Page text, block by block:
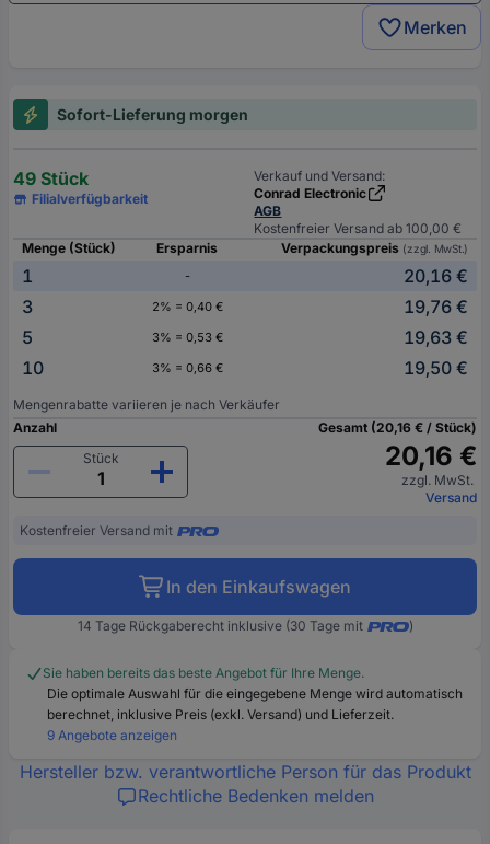
Merken
Sofort-Lieferung morgen
49 Stück
Filialverfügbarkeit
Verkauf und Versand:
Conrad Electronic
AGB
Kostenfreier Versand ab 100,00 €
Menge (Stück)
Ersparnis Verpackungspreis (zzgl. MwSt.)
1 -
20,16 €
3
2% = 0,40 €
19,76 €
5
3% = 0,53 €
19,63 €
10
3% = 0,66 € 19,50 €
Mengenrabatte variieren je nach Verkäufer
Anzahl
Stück
Gesamt (20,16 € / Stück)
20,16 €
zzgl. MwSt.
Versand
Kostenfreier Versand mit
In den Einkaufswagen
14 Tage Rückgaberecht inklusive (30 Tage mit )
Sie haben bereits das beste Angebot für Ihre Menge.
Die optimale Auswahl für die eingegebene Menge wird automatisch
berechnet, inklusive Preis (exkl. Versand) und Lieferzeit.
9 Angebote anzeigen
Hersteller bzw. verantwortliche Person für das Produkt
Rechtliche Bedenken melden